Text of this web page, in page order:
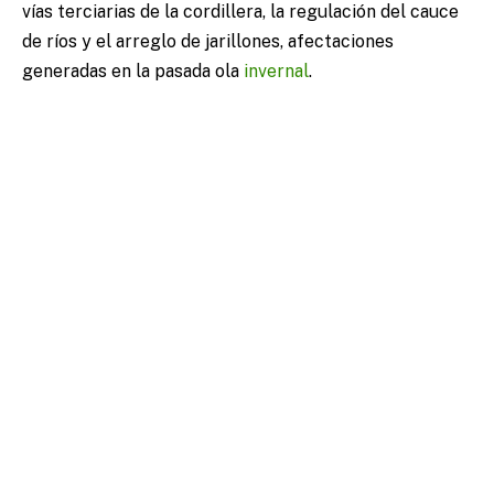
vías terciarias de la cordillera, la regulación del cauce
de ríos y el arreglo de jarillones, afectaciones
generadas en la pasada ola invernal.